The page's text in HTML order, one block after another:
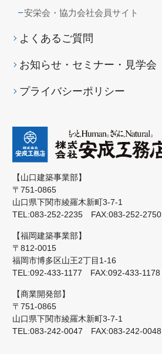
【山口建築事業部】
〒751-0865
山口県下関市綾羅木新町3-7-1
TEL:083-252-2235 FAX:083-252-2750
【福岡建築事業部】
〒812-0015
福岡市博多区山王2丁目1-16
TEL:092-433-1177 FAX:092-433-1178
【商業開発部】
〒751-0865
山口県下関市綾羅木新町3-7-1
TEL:083-242-0047 FAX:083-242-0048
安栄会・協力会社会員サイト
よくあるご質問
お知らせ・セミナー・見学会
プライバシーポリシー